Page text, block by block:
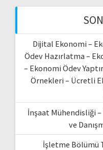
Dijital Ekonomi –
Ödev Hazırlatma –
– Ekonomi Ödev
Örnekleri – Ücretli
İnşaat Mühendisliği
ve
İşletme Bölümü